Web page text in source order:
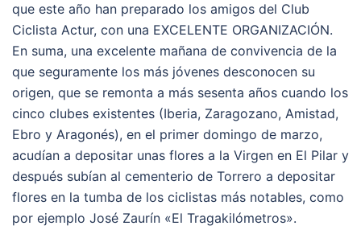
que este año han preparado los amigos del Club
Ciclista Actur, con una EXCELENTE ORGANIZACIÓN.
En suma, una excelente mañana de convivencia de la
que seguramente los más jóvenes desconocen su
origen, que se remonta a más sesenta años cuando los
cinco clubes existentes (Iberia, Zaragozano, Amistad,
Ebro y Aragonés), en el primer domingo de marzo,
acudían a depositar unas flores a la Virgen en El Pilar y
después subían al cementerio de Torrero a depositar
flores en la tumba de los ciclistas más notables, como
por ejemplo José Zaurín «El Tragakilómetros».